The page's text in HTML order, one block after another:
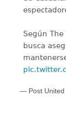
Según
busca
— Post United